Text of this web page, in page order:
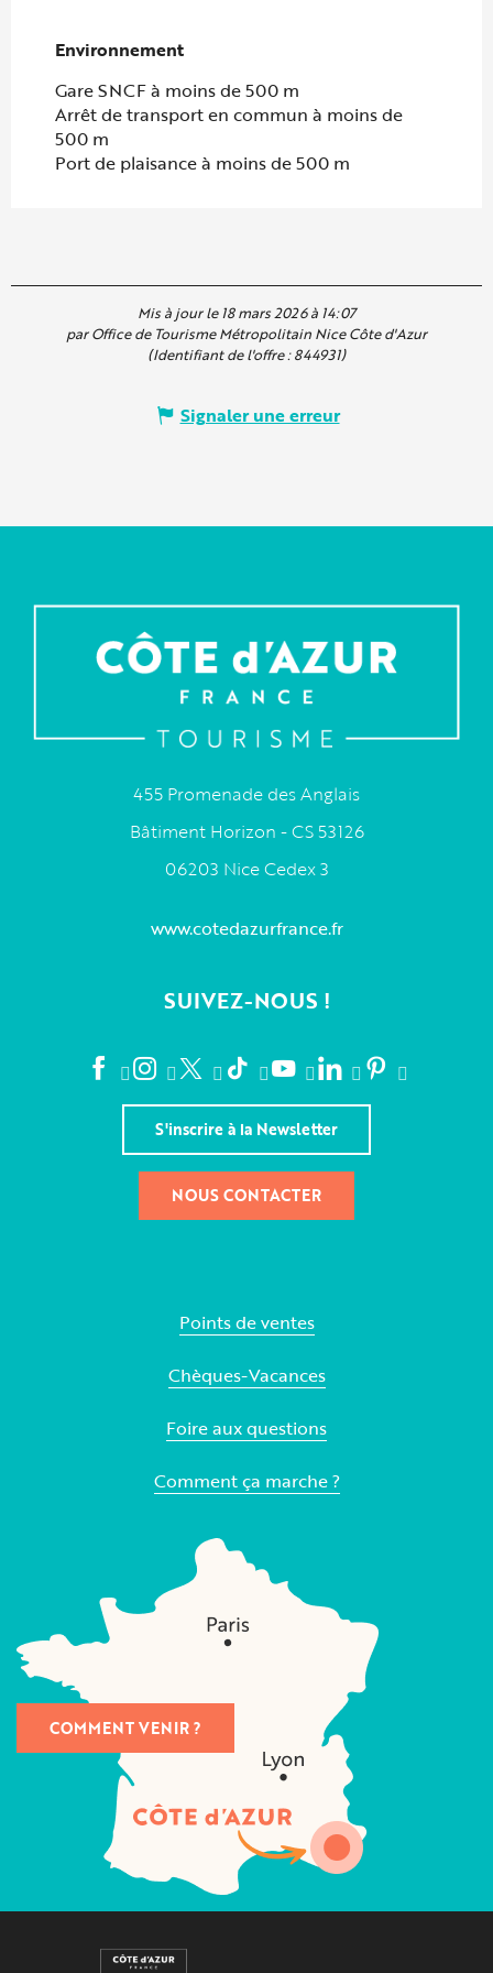
Environnement
Environnement
Gare SNCF à moins de 500 m
Arrêt de transport en commun à moins de
500 m
Port de plaisance à moins de 500 m
Mis à jour le 18 mars 2026 à 14:07
par Office de Tourisme Métropolitain Nice Côte d'Azur
(Identifiant de l'offre :844931)
Signaler une erreur
455 Promenade des Anglais
Bâtiment Horizon - CS 53126
06203 Nice Cedex 3
www.cotedazurfrance.fr
SUIVEZ-NOUS !
S'inscrire à la Newsletter
NOUS CONTACTER
Points de ventes
Chèques-Vacances
Foire aux questions
Comment ça marche ?
COMMENT VENIR ?